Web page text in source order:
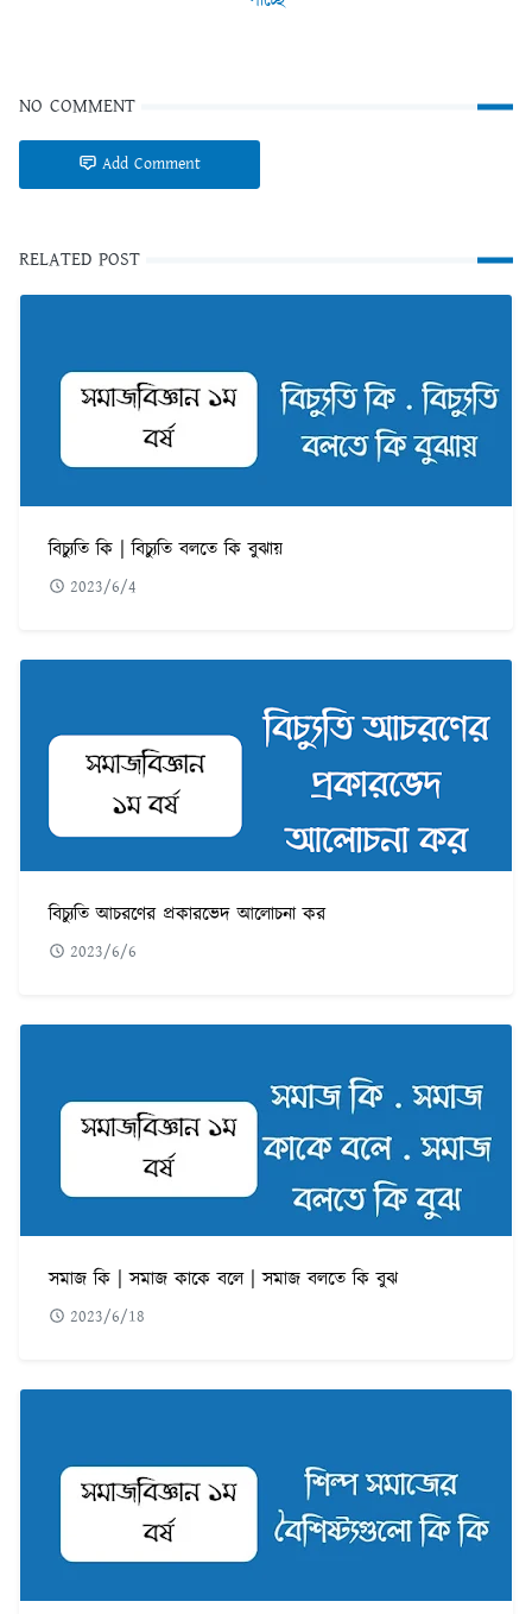
NO COMMENT
Add Comment
RELATED POST
বিচ্যুতি কি | বিচ্যুতি বলতে কি বুঝায়
2023/6/4
বিচ্যুতি আচরণের প্রকারভেদ আলোচনা কর
2023/6/6
সমাজ কি | সমাজ কাকে বলে | সমাজ বলতে কি বুঝ
2023/6/18